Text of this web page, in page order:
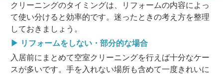
クリーニングのタイミングは、リフォームの内容によっ
て使い分けると効率的です。迷ったときの考え方を整理
しておきましょう。
▶ リフォームをしない・部分的な場合
入居前にまとめて空室クリーニングを行えば十分なケー
スが多いです。手を入れない場所も含めて一度きれいに